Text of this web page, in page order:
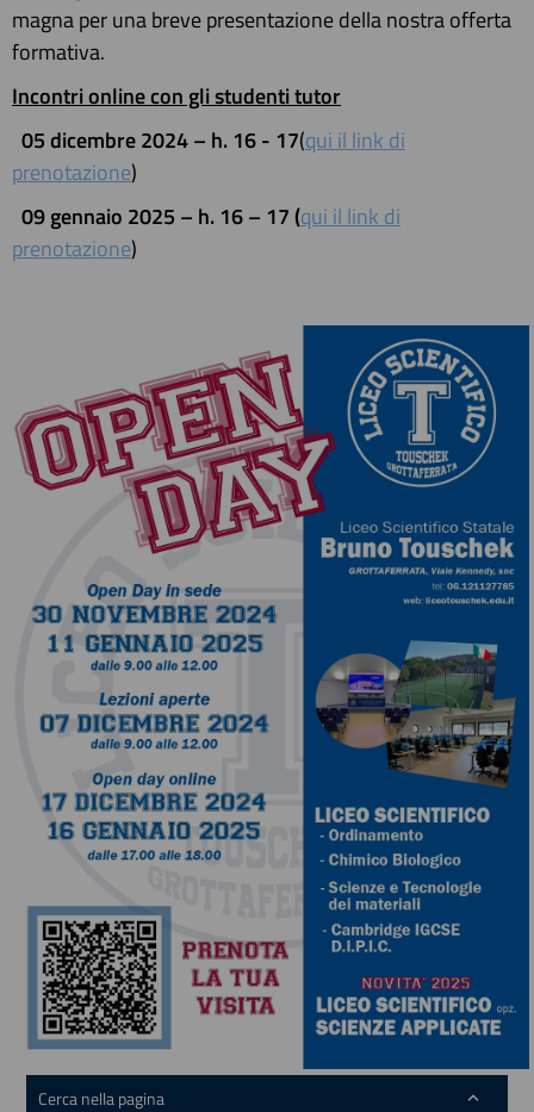
magna per una breve presentazione della nostra offerta
formativa.
Incontri online con gli studenti tutor
05 dicembre 2024 – h. 16 - 17(qui il link di
prenotazione)
09 gennaio 2025 – h. 16 – 17 (qui il link di
prenotazione)
Cerca nella pagina